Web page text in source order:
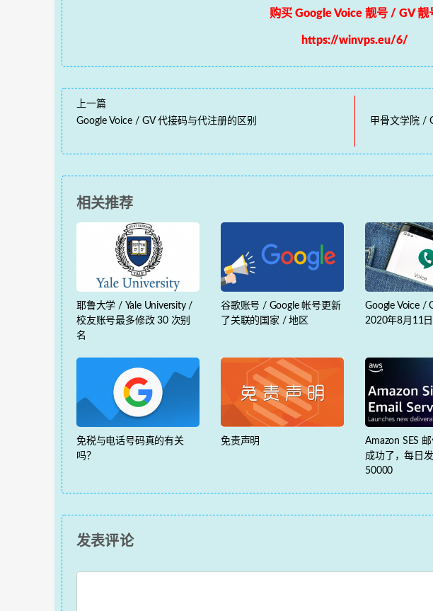
购买 Google Voice 靓号 / GV 靓
https://winvps.eu/6/
上一篇
Google Voice / GV 代接码与代注册的区别
甲骨文学院 /
相关推荐
耶鲁大学 / Yale University /
校友账号最多修改 30 次别
名
谷歌账号 / Google 帐号更新
了关联的国家 / 地区
Google Voice /
2020年8月11
免税与电话号码真的有关
吗？
免责声明
Amazon SES
成功了，每日
50000
发表评论